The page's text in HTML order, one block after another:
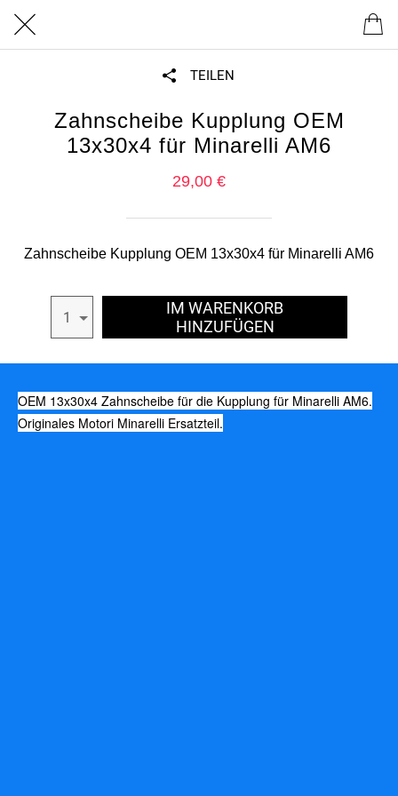
TEILEN
Zahnscheibe Kupplung OEM
13x30x4 für Minarelli AM6
29,00 €
Zahnscheibe Kupplung OEM 13x30x4 für Minarelli AM6
1
IM WARENKORB
HINZUFÜGEN
OEM 13x30x4 Zahnscheibe für die Kupplung für Minarelli AM6.
Originales Motori Minarelli Ersatzteil.